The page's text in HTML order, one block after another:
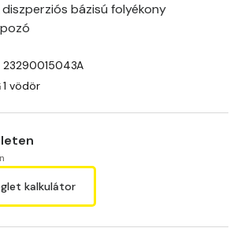
bázisú folyékony
23290015043A
1 vödör
kalkulátor